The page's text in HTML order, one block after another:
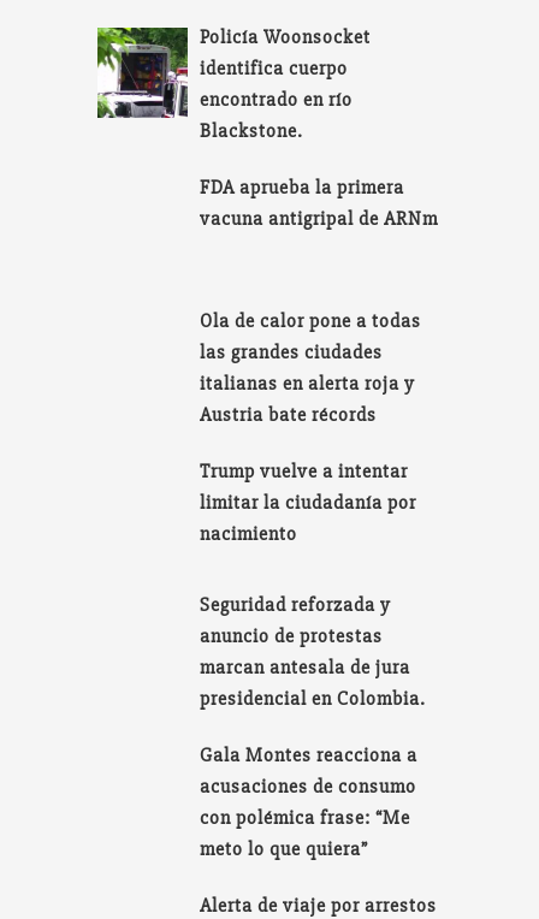
Policía Woonsocket
identifica cuerpo
encontrado en río
Blackstone.
FDA aprueba la primera
vacuna antigripal de ARNm
Ola de calor pone a todas
las grandes ciudades
italianas en alerta roja y
Austria bate récords
Trump vuelve a intentar
limitar la ciudadanía por
nacimiento
Seguridad reforzada y
anuncio de protestas
marcan antesala de jura
presidencial en Colombia.
Gala Montes reacciona a
acusaciones de consumo
con polémica frase: “Me
meto lo que quiera”
Alerta de viaje por arrestos